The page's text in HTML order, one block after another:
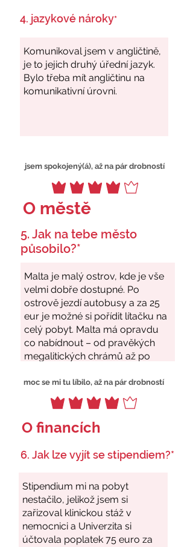
4. jazykové nároky*
jsem spokojený(á), až na pár drobností
O městě
5. Jak na tebe město
působilo?*
moc se mi tu líbilo, až na pár drobností
O financích
6. Jak lze vyjít se stipendiem?*